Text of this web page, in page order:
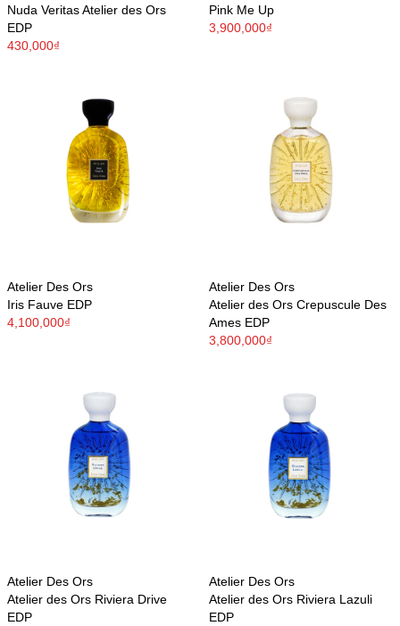
Nuda Veritas Atelier des Ors
EDP
430,000₫
Pink Me Up
3,900,000₫
Atelier Des Ors
Iris Fauve EDP
4,100,000₫
Atelier Des Ors
Atelier des Ors Crepuscule Des
Ames EDP
3,800,000₫
Atelier Des Ors
Atelier des Ors Riviera Drive
EDP
Atelier Des Ors
Atelier des Ors Riviera Lazuli
EDP